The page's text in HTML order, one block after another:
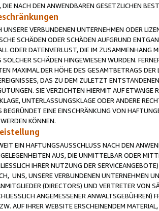
DIE NACH DEN ANWENDBAREN GESETZLICHEN
UNSERE VERBUNDENEN UNTERNEHMEN ODER
SCHÄDEN ODER SCHÄDEN AUFGRUND
ODER DATENVERLUST, DIE IM ZUSAMMENHANG
SOLCHER SCHÄDEN HINGEWIESEN WURDEN.
MAXIMAL DER HÖHE DES GESAMTBETRAGS
DAS ZU DEM ZULETZT
SIE VERZICHTEN HIERMIT AUF
UNTERLASSUNGSKLAGE ODER ANDERE
BEGRÜNDET EINE EINSCHRÄNKUNG VON
KÖNNEN.
EIN HAFTUNGSAUSSCHLUSS NACH DEN
AUS, DIE UNMITTELBAR ODER
IHRER NUTZUNG DER
UNS, UNSERE VERBUNDENEN UNTERNEHMEN
(DIRECTORS) UND VERTRETER VON
ANGEMESSENER
AUF IHRER WEBSITE ERSCHEINENDEM